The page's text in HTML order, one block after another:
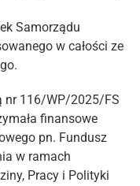
Samorządu
w całości ze
nr 116/WP/2025/FS
finansowe
pn. Fundusz
w ramach
Pracy i Polityki